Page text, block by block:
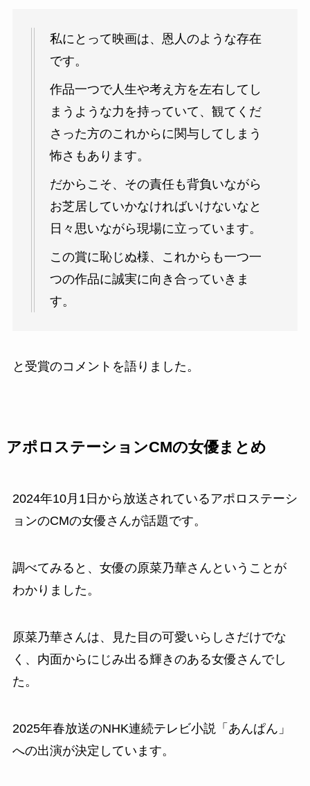
私にとって映画は、恩人のような存在
です。
作品一つで人生や考え方を左右してし
まうような力を持っていて、観てくだ
さった方のこれからに関与してしまう
怖さもあります。
だからこそ、その責任も背負いながら
お芝居していかなければいけないなと
日々思いながら現場に立っています。
この賞に恥じぬ様、これからも一つ一
つの作品に誠実に向き合っていきま
す。
と受賞のコメントを語りました。
アポロステーションCMの女優まとめ
2024年10月1日から放送されているアポロステーシ
ョンのCMの女優さんが話題です。
調べてみると、女優の原菜乃華さん ということが
わかりました。
原菜乃華さんは、見た目の可愛いらしさだけでな
く、内面からにじみ出る輝きのある女優さんでし
た。
2025年春放送のNHK連続テレビ小説「あんぱん」
への出演が決定しています。